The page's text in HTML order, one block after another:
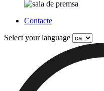
Contacte
Select your language